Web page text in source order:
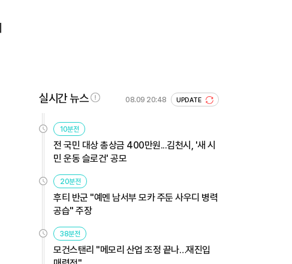
실시간 뉴스 08.09 20:48 UPDATE
10분전
전 국민 대상 총상금 400만원...김천시, '새 시
민 운동 슬로건' 공모
20분전
후티 반군 "예멘 남서부 모카 주둔 사우디 병력
공습" 주장
38분전
모건스탠리 "메모리 산업 조정 끝나…재진입